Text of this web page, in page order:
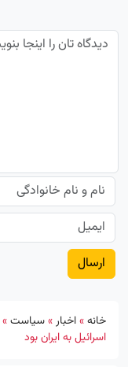
خانه»اخبار»سیاست»
اسرائیل به ایران بود